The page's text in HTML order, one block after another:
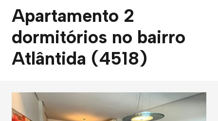
Apartamento 2
dormitórios no bairro
Atlântida (4518)